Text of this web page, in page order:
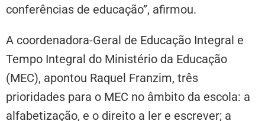
conferências de educação”, afirmou.
A coordenadora-Geral de Educação Integral e
Tempo Integral do Ministério da Educação
(MEC), apontou Raquel Franzim, três
prioridades para o MEC no âmbito da escola: a
alfabetização, e o direito a ler e escrever; a